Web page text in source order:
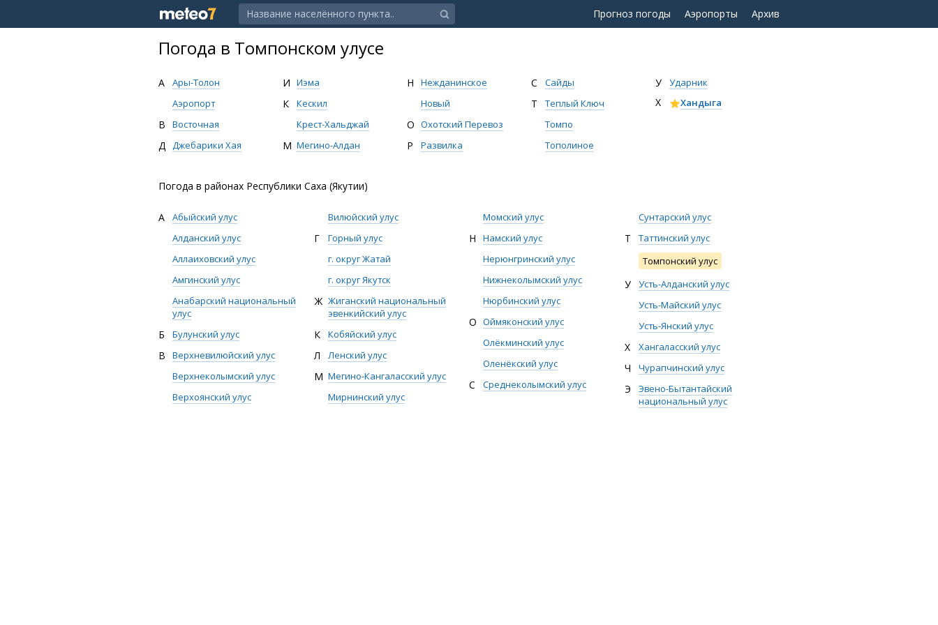
Прогноз погоды Аэропорты Архив
Погода в Томпонском улусе
А
Ары-Толон
Аэропорт
В Восточная
Д Джебарики Хая
И Иэма
К
Кескил
Крест-Хальджай
М Мегино-Алдан
Н
Нежданинское
Новый
О Охотский Перевоз
Р Развилка
С Сайды
Т
Теплый Ключ
Томпо
Тополиное
У Ударник
Х Хандыга
Погода в районах Республики Саха (Якутии)
А
Абыйский улус
Алданский улус
Аллаиховский улус
Амгинский улус
Анабарский национальный
улус
Б Булунский улус
В
Верхневилюйский улус
Верхнеколымский улус
Верхоянский улус
Вилюйский улус
Г
Горный улус
г. округ Жатай
г. округ Якутск
Ж Жиганский национальный
эвенкийский улус
К Кобяйский улус
Л Ленский улус
М Мегино-Кангаласский улус
Мирнинский улус
Момский улус
Н
Намский улус
Нерюнгринский улус
Нижнеколымский улус
Нюрбинский улус
О Оймяконский улус
Олёкминский улус
Оленёкский улус
С Среднеколымский улус
Сунтарский улус
Т
Таттинский улус
Томпонский улус
У
Усть-Алданский улус
Усть-Майский улус
Усть-Янский улус
Х Хангаласский улус
Ч Чурапчинский улус
Э
Эвено-Бытантайский
национальный улус